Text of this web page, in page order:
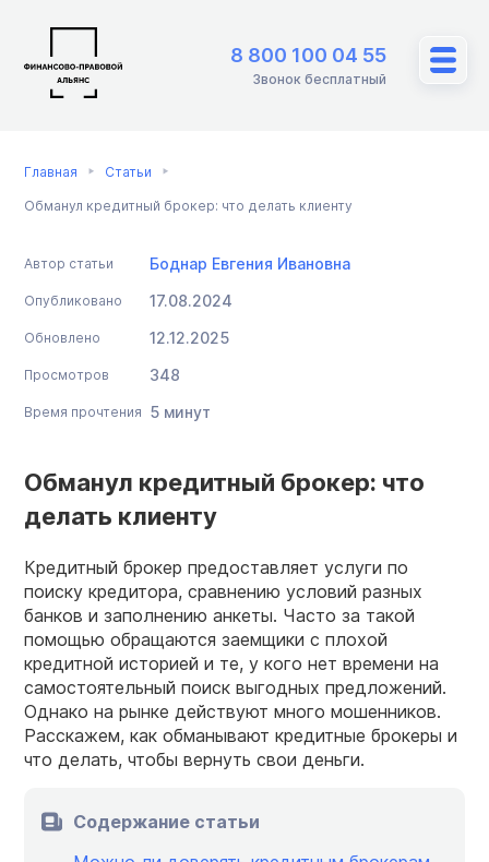
8 800 100 04 55
Звонок бесплатный
Главная Статьи
Обманул кредитный брокер: что делать клиенту
Автор статьи Боднар Евгения Ивановна
Опубликовано 17.08.2024
Обновлено 12.12.2025
Просмотров 348
Время прочтения 5 минут
Обманул кредитный брокер: что
делать клиенту
Кредитный брокер предоставляет услуги по
поиску кредитора, сравнению условий разных
банков и заполнению анкеты. Часто за такой
помощью обращаются заемщики с плохой
кредитной историей и те, у кого нет времени на
самостоятельный поиск выгодных предложений.
Однако на рынке действуют много мошенников.
Расскажем, как обманывают кредитные брокеры и
что делать, чтобы вернуть свои деньги.
Содержание статьи